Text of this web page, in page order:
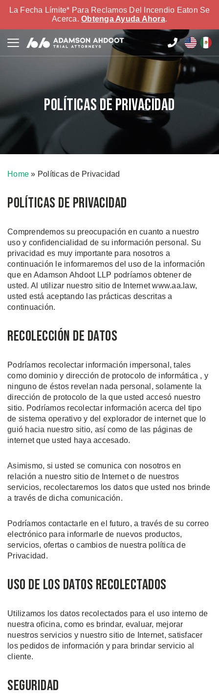
La Fecha Límite* Para Reclamos Del Incendio Eaton Se
Acerca. Obtenga Ayuda Ahora.
Políticas de Privacidad
Home » Políticas de Privacidad
Políticas de Privacidad
Comprendemos su preocupación en cuanto a nuestro
uso y confidencialidad de su información personal. Su
privacidad es muy importante para nosotros a
continuación le informaremos del uso de la información
que en Adamson Ahdoot LLP podríamos obtener de
usted. Al utilizar nuestro sitio de Internet www.aa.law,
usted está aceptando las prácticas descritas a
continuación.
Recolección de datos
Podríamos recolectar información impersonal, tales
como dominio y dirección de protocolo de informática , y
ninguno de éstos revelan nada personal, solamente la
dirección de protocolo de la que usted accesó nuestro
sitio. Podríamos recolectar información acerca del tipo
de sistema operativo y del explorador de internet que lo
guió hacia nuestro sitio, así como de las páginas de
internet que usted haya accesado.
Asimismo, si usted se comunica con nosotros en
relación a nuestro sitio de Internet o de nuestros
servicios, recolectaremos los datos que usted nos brinde
a través de dicha comunicación.
Podríamos contactarle en el futuro, a través de su correo
electrónico para informarle de nuevos productos,
servicios, ofertas o cambios de nuestra política de
Privacidad.
Uso de los datos recolectados
Utilizamos los datos recolectados para el uso interno de
nuestra oficina, como es brindar, evaluar, mejorar
nuestros servicios y nuestro sitio de Internet, satisfacer
los pedidos de información y para brindar servicio al
cliente.
Seguridad